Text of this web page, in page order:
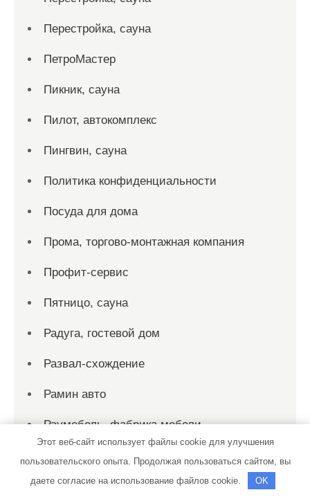
Перестройка, сауна
ПетроМастер
Пикник, сауна
Пилот, автокомплекс
Пингвин, сауна
Политика конфиденциальности
Посуда для дома
Прома, торгово-монтажная компания
Профит-сервис
Пятницо, сауна
Радуга, гостевой дом
Развал-схождение
Рамин авто
Раумебель, фабрика мебели
Реклама и Контакты
Релакс-Люкс на Ленина, сауна
Этот веб-сайт использует файлы cookie для улучшения
пользовательского опыта. Продолжая пользоваться сайтом, вы
даете согласие на использование файлов cookie.
OK